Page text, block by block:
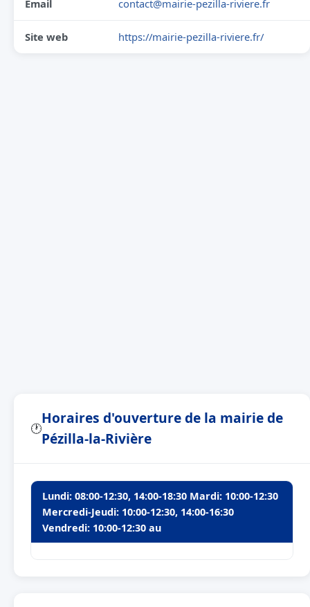
Email contact@mairie-pezilla-riviere.fr
Site web https://mairie-pezilla-riviere.fr/
🕐
Horaires d'ouverture de la mairie de
Pézilla-la-Rivière
Lundi: 08:00-12:30, 14:00-18:30 Mardi: 10:00-12:30
Mercredi-Jeudi: 10:00-12:30, 14:00-16:30
Vendredi: 10:00-12:30 au